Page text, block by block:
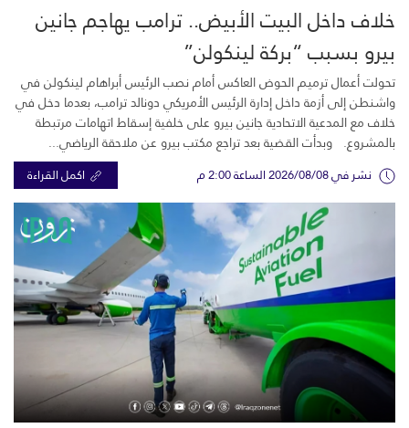
خلاف داخل البيت الأبيض.. ترامب يهاجم جانين
بيرو بسبب “بركة لينكولن”
تحولت أعمال ترميم الحوض العاكس أمام نصب الرئيس أبراهام لينكولن في
واشنطن إلى أزمة داخل إدارة الرئيس الأمريكي دونالد ترامب، بعدما دخل في
خلاف مع المدعية الاتحادية جانين بيرو على خلفية إسقاط اتهامات مرتبطة
بالمشروع. وبدأت القضية بعد تراجع مكتب بيرو عن ملاحقة الرياضي...
نشر في 2026/08/08 الساعة 2:00 م اكمل القراءة